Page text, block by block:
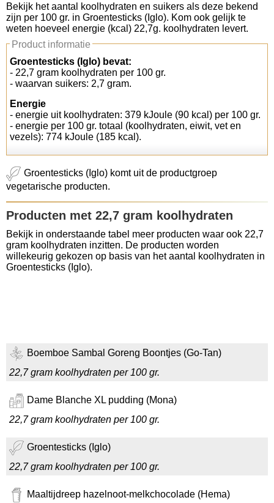
Koolhydraten tellen
Links
Bekijk het aantal koolhydraten en suikers als deze bekend
zijn per 100 gr. in Groentesticks (Iglo). Kom ook gelijk te
weten hoeveel energie (kcal) 22,7g. koolhydraten levert.
Product informatie
Groentesticks (Iglo) bevat:
- 22,7 gram koolhydraten per 100 gr.
- waarvan suikers: 2,7 gram.
Energie
- energie uit koolhydraten: 379 kJoule (90 kcal) per 100 gr.
- energie per 100 gr. totaal (koolhydraten, eiwit, vet en
vezels): 774 kJoule (185 kcal).
Groentesticks (Iglo) komt uit de productgroep
vegetarische producten.
Producten met 22,7 gram koolhydraten
Bekijk in onderstaande tabel meer producten waar ook 22,7
gram koolhydraten inzitten. De producten worden
willekeurig gekozen op basis van het aantal koolhydraten in
Groentesticks (Iglo).
Boemboe Sambal Goreng Boontjes (Go-Tan)
22,7 gram koolhydraten per 100 gr.
Dame Blanche XL pudding (Mona)
22,7 gram koolhydraten per 100 gr.
Groentesticks (Iglo)
22,7 gram koolhydraten per 100 gr.
Maaltijdreep hazelnoot-melkchocolade (Hema)